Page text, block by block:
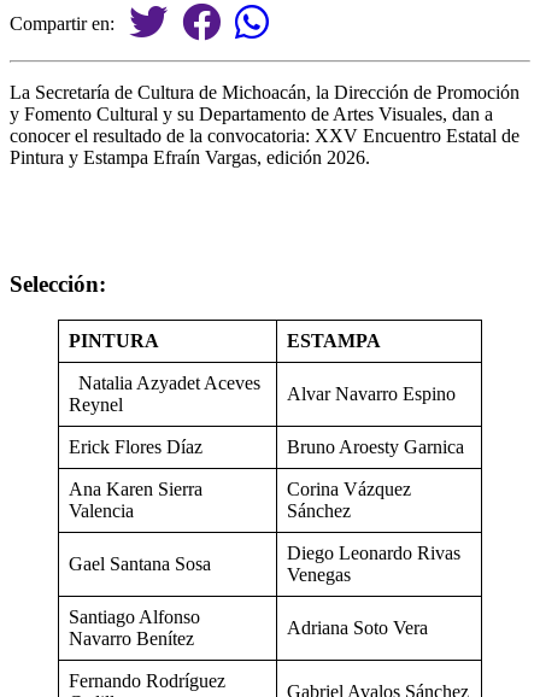
Compartir en:
La Secretaría de Cultura de Michoacán, la Dirección de Promoción
y Fomento Cultural y su Departamento de Artes Visuales, dan a
conocer el resultado de la convocatoria: XXV Encuentro Estatal de
Pintura y Estampa Efraín Vargas, edición 2026.
Selección:
PINTURA ESTAMPA
Natalia Azyadet Aceves
Reynel
Alvar Navarro Espino
Erick Flores Díaz Bruno Aroesty Garnica
Ana Karen Sierra
Valencia
Corina Vázquez
Sánchez
Gael Santana Sosa
Diego Leonardo Rivas
Venegas
Santiago Alfonso
Navarro Benítez
Adriana Soto Vera
Fernando Rodríguez
Gabriel Avalos Sánchez